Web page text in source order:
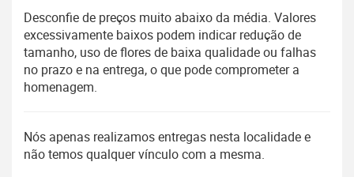
Desconfie de preços muito abaixo da média. Valores
excessivamente baixos podem indicar redução de
tamanho, uso de flores de baixa qualidade ou falhas
no prazo e na entrega, o que pode comprometer a
homenagem.
Nós apenas realizamos entregas nesta localidade e
não temos qualquer vínculo com a mesma.